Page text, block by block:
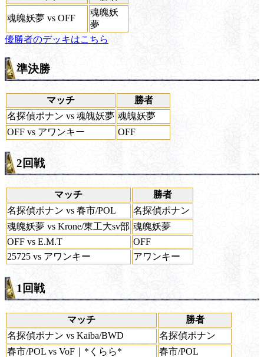
魂魄妖夢 vs OFF
魂魄妖
夢
優勝者のデッキはこちら
準決勝
マッチ
勝者
名探偵ポナン vs 魂魄妖夢 魂魄妖夢
OFF vs アワンキー
OFF
2回戦
マッチ
勝者
名探偵ポナン vs 春市/POL
名探偵ポナン
魂魄妖夢 vs Krone/東工大sv部 魂魄妖夢
OFF vs E.M.T
OFF
25725 vs アワンキー
アワンキー
1回戦
マッチ
勝者
名探偵ポナン vs Kaiba/BWD
名探偵ポナン
春市/POL vs VoF｜*くらら*
春市/POL